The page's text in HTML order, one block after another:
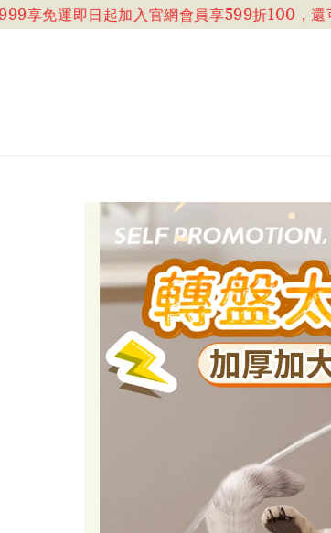
免運即日起加入官網會員享599折100，還可